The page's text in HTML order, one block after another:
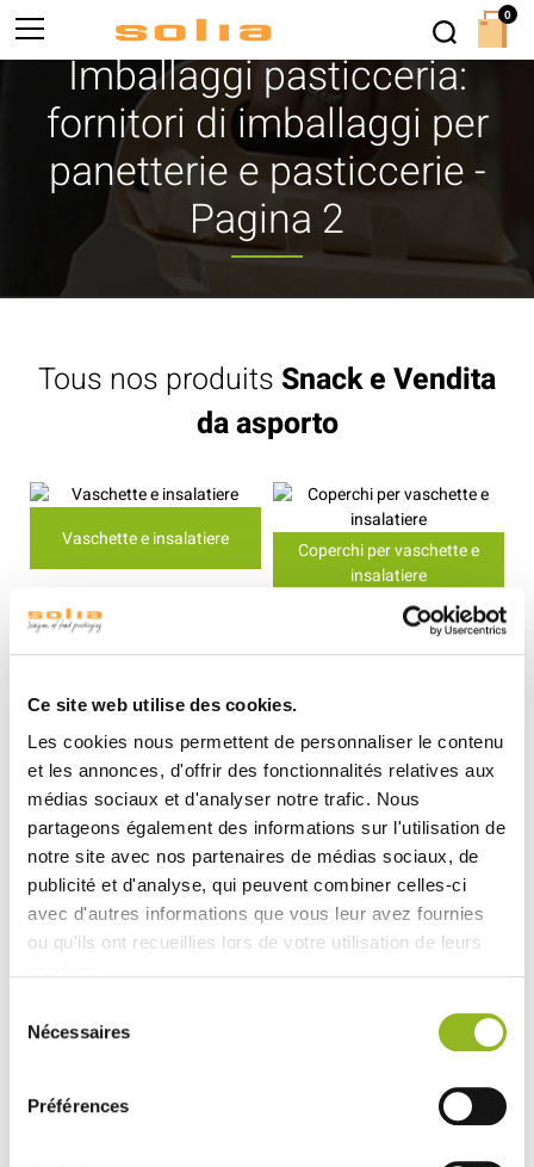
Ce site web utilise des cookies.
Les cookies nous permettent de personnaliser le contenu
et les annonces, d'offrir des fonctionnalités relatives aux
médias sociaux et d'analyser notre trafic. Nous
partageons également des informations sur l'utilisation de
notre site avec nos partenaires de médias sociaux, de
publicité et d'analyse, qui peuvent combiner celles-ci
avec d'autres informations que vous leur avez fournies
ou qu'ils ont recueillies lors de votre utilisation de leurs
Nécessaires
Préférences
Imballaggi pasticceria:
fornitori di imballaggi per
panetterie e pasticcerie -
Pagina 2
Tous nos produits Snack e Vendita
da asporto
Vaschette e insalatiere
Coperchi per vaschette e
insalatiere
Pagamento sicuro
al 100%
Consegna tra 4 e
8 giorni
acquisto minimo
0